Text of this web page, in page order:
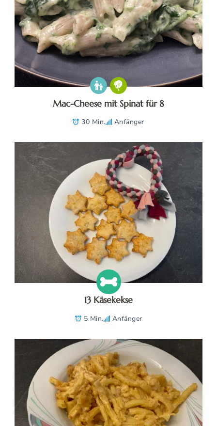
Mac-Cheese mit Spinat für 8
30 Min. Anfänger
13 Käsekekse
5 Min. Anfänger